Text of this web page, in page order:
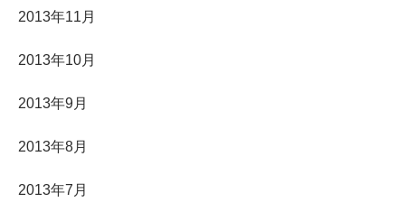
2013年11月
2013年10月
2013年9月
2013年8月
2013年7月